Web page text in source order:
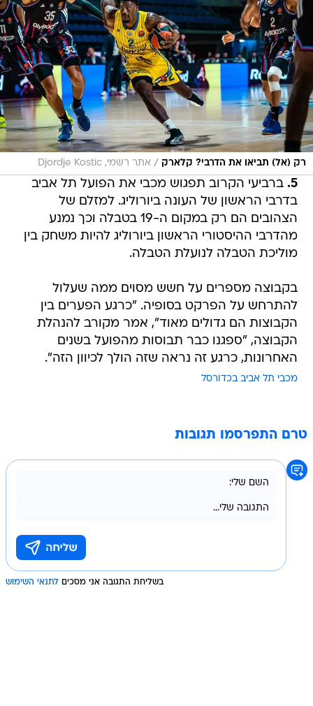
רק (אל) תביאו את הדרבי? קלארק / אתר רשמי, Djordje Kostic
5. ⁠ ⁠ברביעי הקרוב תפגוש מכבי את הפועל תל אביב
בדרבי הראשון של העונה ביורוליג. למזלם של
הצהובים הם רק במקום ה-19 בטבלה וכך נמנע
מהדרבי ההיסטורי הראשון ביורוליג להיות משחק בין
מוליכת הטבלה לנועלת הטבלה.
בקבוצה מספרים על חשש מסוים ממה שעלול
להתרחש על הפרקט בסופיה. "כרגע הפערים בין
הקבוצות הם גדולים מאוד", אמר מקורב להנהלת
הקבוצה, "ספגנו כבר תבוסות מהפועל בשנים
האחרונות, כרגע זה נראה שזה הולך לכיוון הזה".
מכבי תל אביב בכדורסל
טרם התפרסמו תגובות
בשליחת התגובה אני מסכים לתנאי השימוש